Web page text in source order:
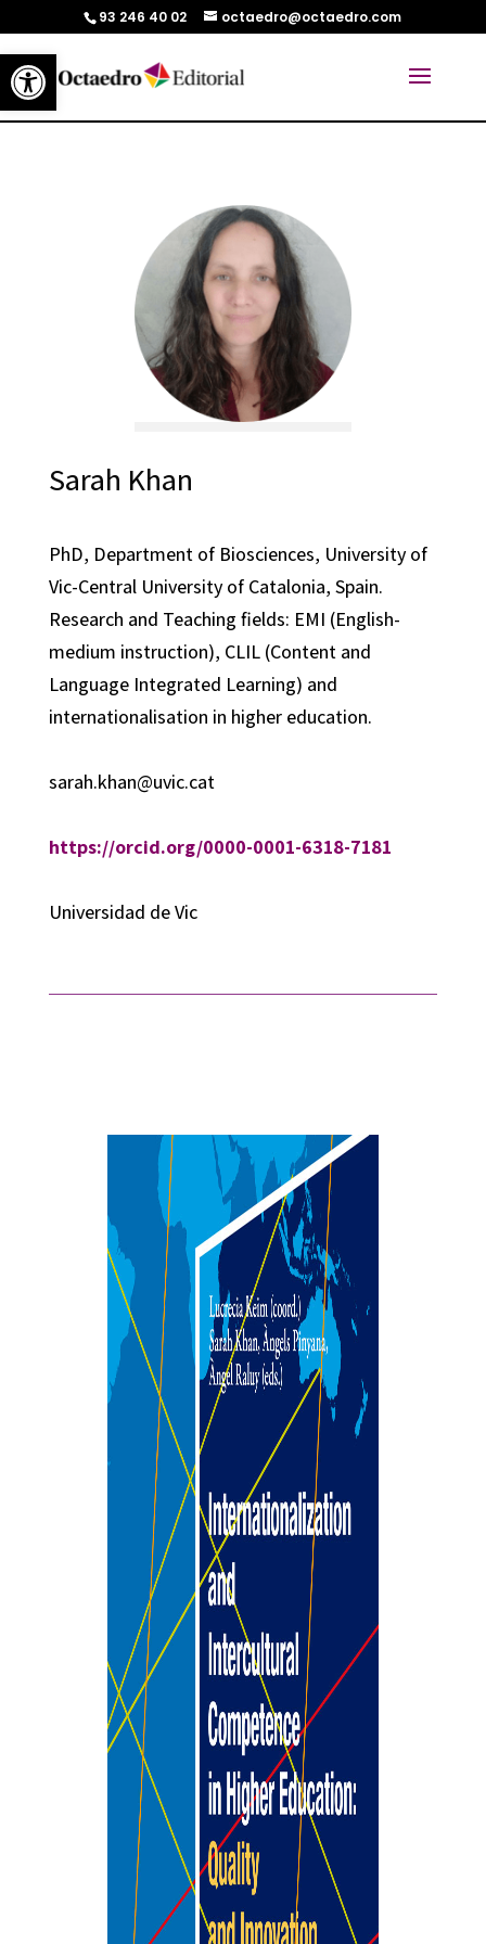
Abrir barra de herramientas
93 246 40 02 octaedro@octaedro.com
Sarah Khan
PhD, Department of Biosciences, University of
Vic-Central University of Catalonia, Spain.
Research and Teaching fields: EMI (English-
medium instruction), CLIL (Content and
Language Integrated Learning) and
internationalisation in higher education.
sarah.khan@uvic.cat
https://orcid.org/0000-0001-6318-7181
Universidad de Vic